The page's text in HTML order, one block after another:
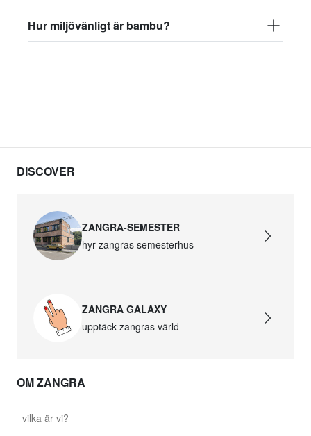
Hur miljövänligt är bambu?
DISCOVER
ZANGRA-SEMESTER
hyr zangras semesterhus
ZANGRA GALAXY
upptäck zangras värld
OM ZANGRA
vilka är vi?